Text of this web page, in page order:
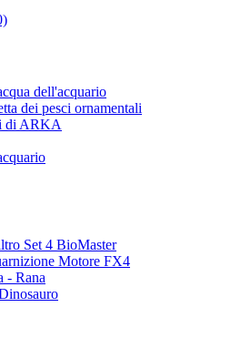
dell'acquario
dei pesci ornamentali
di ARKA
Set 4 BioMaster
Motore FX4
- Rana